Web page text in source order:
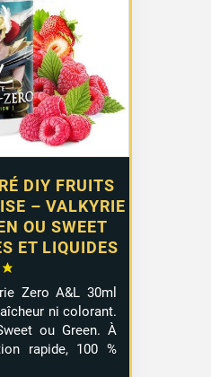
DIY FRUITS
– VALKYRIE
OU SWEET
ET LIQUIDES
Zero A&L 30ml
ni colorant.
ou Green. À
rapide, 100 %